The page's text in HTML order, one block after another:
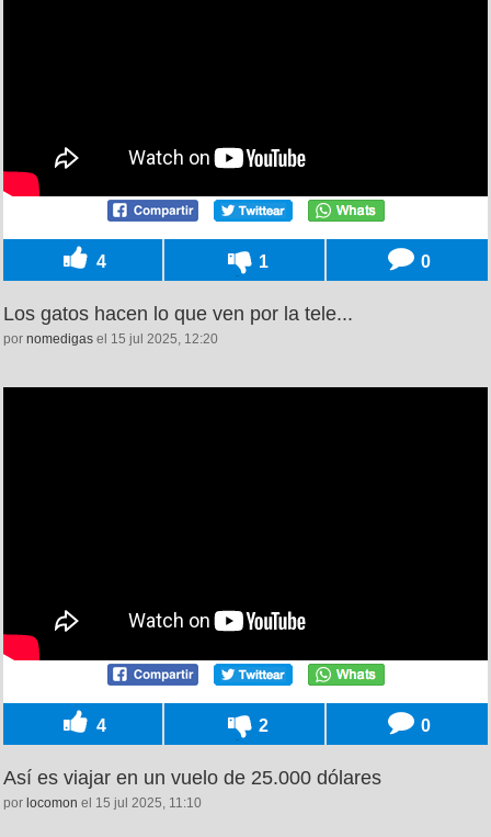
4 1 0
Los gatos hacen lo que ven por la tele...
por nomedigas el 15 jul 2025, 12:20
4 2 0
Así es viajar en un vuelo de 25.000 dólares
por locomon el 15 jul 2025, 11:10